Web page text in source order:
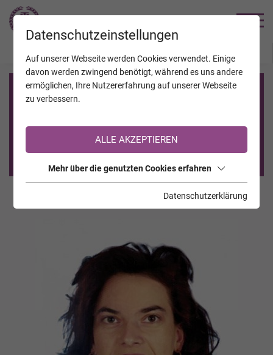
Registrierung auf TrauerHilfe.it
Sie sind noch nicht auf TrauerHilfe.it registriert?
>> zur kostenlosen Registrierung <<
Datenschutzeinstellungen
Auf unserer Webseite werden Cookies verwendet. Einige
davon werden zwingend benötigt, während es uns andere
ermöglichen, Ihre Nutzererfahrung auf unserer Webseite
zu verbessern.
ALLE AKZEPTIEREN
Mehr über die genutzten Cookies erfahren
Datenschutzerklärung
JAHRESTAGE KALENDER VERSTORBENE